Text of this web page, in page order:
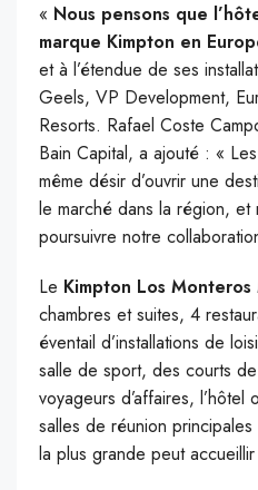
« Nous pensons que
marque Kimpton en
et à l’étendue de ses
Geels, VP Development,
Resorts. Rafael Coste
Bain Capital, a ajouté : «
même désir d’ouvrir une
le marché dans la région, et
poursuivre notre
Le Kimpton Los
chambres et suites, 4
éventail d’installations de
salle de sport, des courts
voyageurs d’affaires,
salles de réunion
la plus grande peut